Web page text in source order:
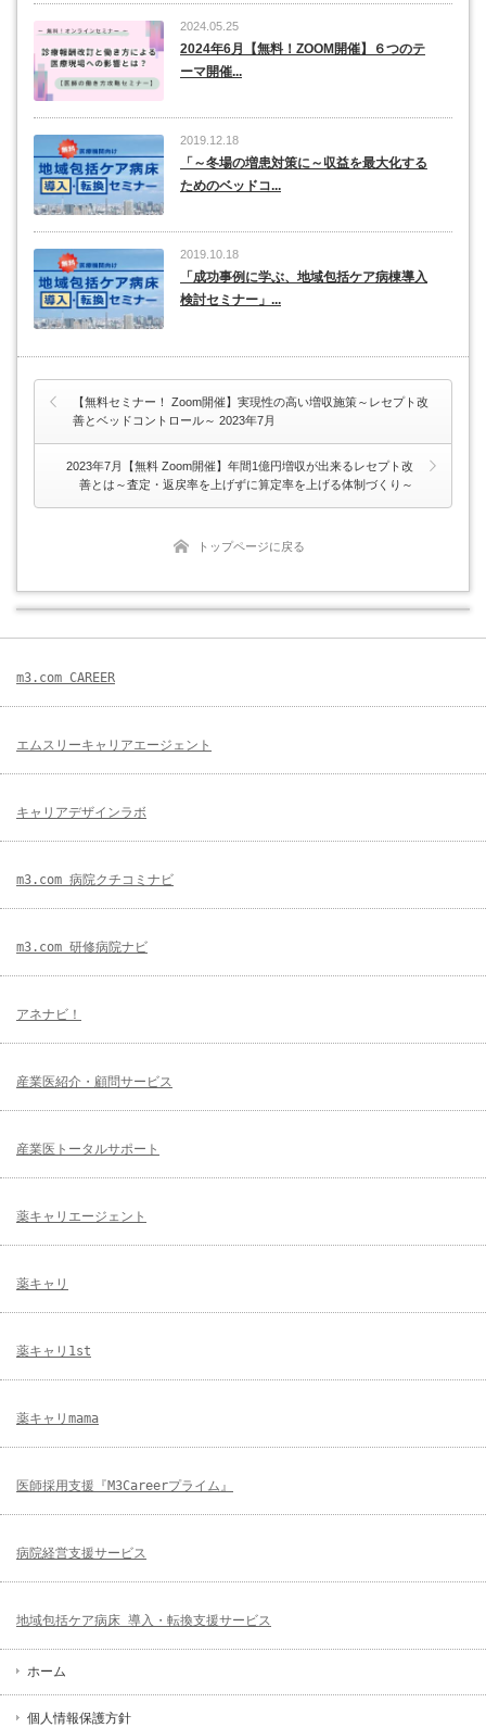
2024.05.25
2024年6月【無料！ZOOM開催】６つのテ
ーマ開催...
2019.12.18
「～冬場の増患対策に～収益を最大化する
ためのベッドコ...
2019.10.18
「成功事例に学ぶ、地域包括ケア病棟導入
検討セミナー」...
【無料セミナー！ Zoom開催】実現性の高い増収施策～レセプト改
善とベッドコントロール～ 2023年7月
2023年7月【無料 Zoom開催】年間1億円増収が出来るレセプト改
善とは～査定・返戻率を上げずに算定率を上げる体制づくり～
トップページに戻る
m3.com CAREER
エムスリーキャリアエージェント
キャリアデザインラボ
m3.com 病院クチコミナビ
m3.com 研修病院ナビ
アネナビ！
産業医紹介・顧問サービス
産業医トータルサポート
薬キャリエージェント
薬キャリ
薬キャリ1st
薬キャリmama
医師採用支援『M3Careerプライム』
病院経営支援サービス
地域包括ケア病床 導入・転換支援サービス
ホーム
個人情報保護方針